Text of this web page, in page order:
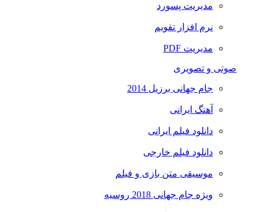
مدیریت پسورد
نرم افزار تقویم
مدیریت PDF
صوتی و تصویری
جام جهانی برزیل 2014
آهنگ ایرانی
دانلود فیلم ایرانی
دانلود فیلم خارجی
موسیقی متن بازی و فیلم
ویژه جام جهانی 2018 روسیه